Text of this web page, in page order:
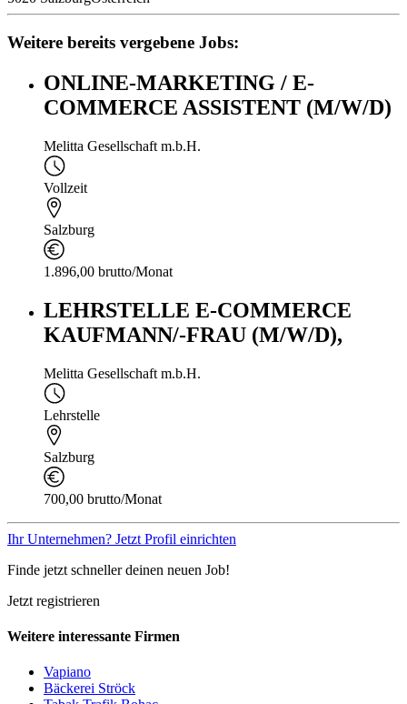
Weitere bereits vergebene Jobs:
ONLINE-MARKETING / E-
COMMERCE ASSISTENT (M/W/D)
Melitta Gesellschaft m.b.H.
Vollzeit
Salzburg
1.896,00 brutto/Monat
LEHRSTELLE E-COMMERCE
KAUFMANN/-FRAU (M/W/D),
Melitta Gesellschaft m.b.H.
Lehrstelle
Salzburg
700,00 brutto/Monat
Ihr Unternehmen? Jetzt Profil einrichten
Finde jetzt schneller deinen neuen Job!
Jetzt registrieren
Weitere interessante Firmen
Vapiano
Bäckerei Ströck